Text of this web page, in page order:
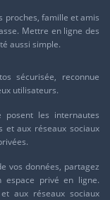
proches, famille et amis
Mettre en ligne des
aussi simple.
sécurisée, reconnue
utilisateurs.
posent les internautes
et aux réseaux sociaux
vos données, partagez
espace privé en ligne.
et aux réseaux sociaux